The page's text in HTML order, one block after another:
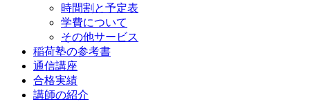
時間割と予定表
学費について
その他サービス
稲荷塾の参考書
通信講座
合格実績
講師の紹介